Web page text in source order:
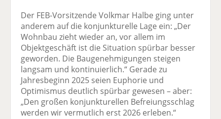
Der FEB-Vorsitzende Volkmar Halbe ging unter
anderem auf die konjunkturelle Lage ein: „Der
Wohnbau zieht wieder an, vor allem im
Objektgeschäft ist die Situation spürbar besser
geworden. Die Baugenehmigungen steigen
langsam und kontinuierlich.“ Gerade zu
Jahresbeginn 2025 seien Euphorie und
Optimismus deutlich spürbar gewesen – aber:
„Den großen konjunkturellen Befreiungsschlag
werden wir vermutlich erst 2026 erleben.“